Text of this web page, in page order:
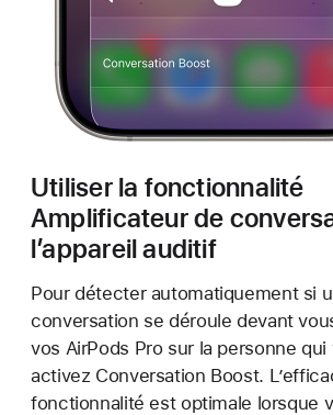
Utiliser la fonctionnalité
Amplificateur de
l’appareil auditif
Pour détecter automatiquement si
conversation se déroule devant
vos AirPods Pro sur la personne qui
activez Conversation Boost.
fonctionnalité est optimale lorsque